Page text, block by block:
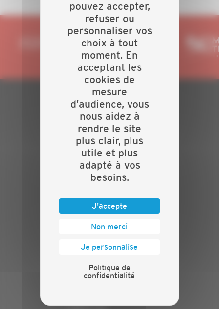
PLAN DU SITE
Actualités
Evénements
Présentation
Nos batailles
Nos services
INFORMATIONS
Politique de confidentialité
PRESSE
pouvez accepter,
refuser ou
personnaliser vos
choix à tout
moment. En
acceptant les
cookies de
mesure
d’audience, vous
nous aidez à
rendre le site
plus clair, plus
utile et plus
adapté à vos
besoins.
J'accepte
Non merci
Je personnalise
Politique de
confidentialité